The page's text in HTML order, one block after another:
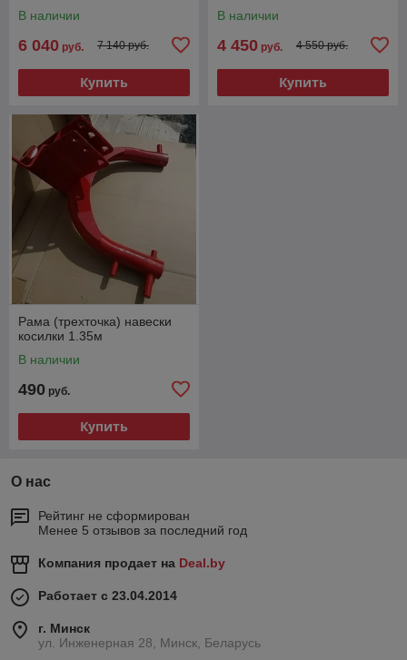
В наличии
6 040 руб. 7 140 руб.
Купить
В наличии
4 450 руб. 4 550 руб.
Купить
Рама (трехточка) навески
косилки 1.35м
В наличии
490 руб.
Купить
О нас
Рейтинг не сформирован
Менее 5 отзывов за последний год
Компания продает на Deal.by
Работает с 23.04.2014
г. Минск
ул. Инженерная 28, Минск, Беларусь